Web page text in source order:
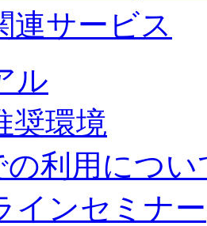
連サービス
ル
奨環境
の利用につい
インセミナー